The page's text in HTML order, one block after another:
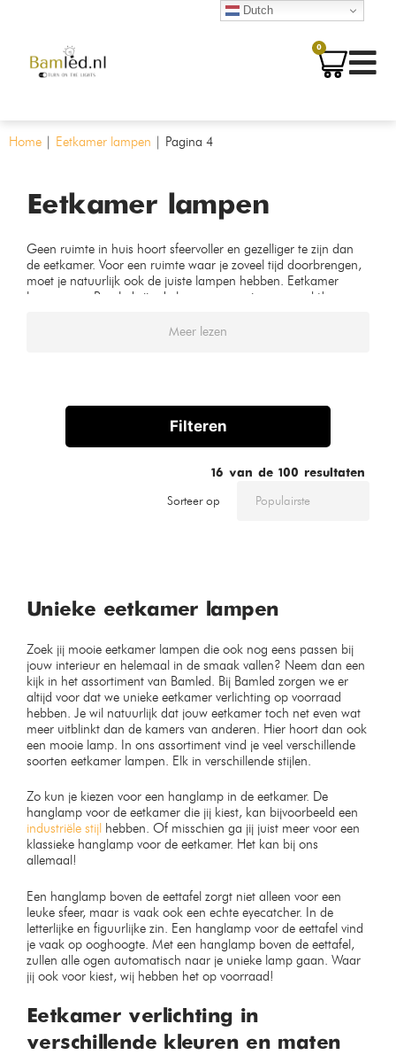
0
Home | Eetkamer lampen | Pagina 4
Eetkamer lampen
Geen ruimte in huis hoort sfeervoller en gezelliger te zijn dan
de eetkamer. Voor een ruimte waar je zoveel tijd doorbrengen,
moet je natuurlijk ook de juiste lampen hebben. Eetkamer
lampen van Bamled zijn de lampen waar je naar zoekt!
Meer lezen
Filteren
16 van de 100 resultaten
Sorteer op
Unieke eetkamer lampen
Zoek jij mooie eetkamer lampen die ook nog eens passen bij
jouw interieur en helemaal in de smaak vallen? Neem dan een
kijk in het assortiment van Bamled. Bij Bamled zorgen we er
altijd voor dat we unieke eetkamer verlichting op voorraad
hebben. Je wil natuurlijk dat jouw eetkamer toch net even wat
meer uitblinkt dan de kamers van anderen. Hier hoort dan ook
een mooie lamp. In ons assortiment vind je veel verschillende
soorten eetkamer lampen. Elk in verschillende stijlen.
Zo kun je kiezen voor een hanglamp in de eetkamer. De
hanglamp voor de eetkamer die jij kiest, kan bijvoorbeeld een
industriële stijl hebben. Of misschien ga jij juist meer voor een
klassieke hanglamp voor de eetkamer. Het kan bij ons
allemaal!
Een hanglamp boven de eettafel zorgt niet alleen voor een
leuke sfeer, maar is vaak ook een echte eyecatcher. In de
letterlijke en figuurlijke zin. Een hanglamp voor de eettafel vind
je vaak op ooghoogte. Met een hanglamp boven de eettafel,
zullen alle ogen automatisch naar je unieke lamp gaan. Waar
jij ook voor kiest, wij hebben het op voorraad!
Eetkamer verlichting in
verschillende kleuren en maten
Dutch